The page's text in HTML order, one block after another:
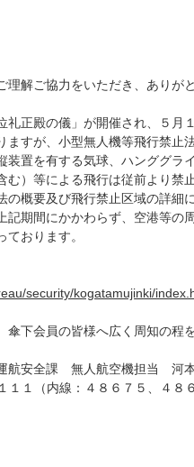
解ご協力をいただき、ありが
正殿の儀」が開催され、５月
ますが、小型無人機等飛行禁止
装置を有する気球、ハンググラ
む）等による飛行は従前より禁
概要及び飛行禁止区域の詳細
期間にかかわらず、空港等の
おります。
security/kogatamujinki/
傘下会員の皆様へ広く周知の程
航安全課 無人航空機担当 河
１１（内線：４８６７５、４８